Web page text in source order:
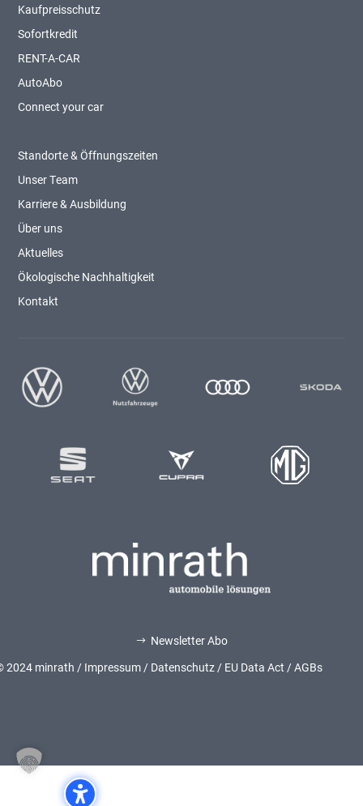
Kaufpreisschutz
Sofortkredit
RENT-A-CAR
AutoAbo
Connect your car
Standorte & Öffnungszeiten
Unser Team
Karriere & Ausbildung
Über uns
Aktuelles
Ökologische Nachhaltigkeit
Kontakt
$ Newsletter Abo
2024 minrath / Impressum/ Datenschutz/ EU Data Act /AGBs